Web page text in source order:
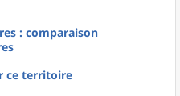
: comparaison
ce territoire